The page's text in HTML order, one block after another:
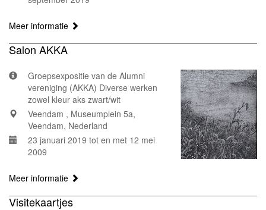
Meer informatie
Salon AKKA
Groepsexpositie van de Alumni
vereniging (AKKA) Diverse werken
zowel kleur aks zwart/wit
Veendam , Museumplein 5a,
Veendam, Nederland
23 januari 2019 tot en met 12 mei
2009
Meer informatie
Visitekaartjes